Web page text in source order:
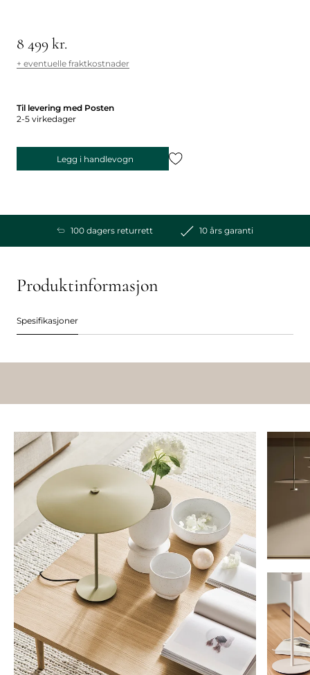
8 499 kr.
+ eventuelle fraktkostnader
Til levering med Posten
2-5 virkedager
Legg i handlevogn
100 dagers returrett 10 års garanti
Produktinformasjon
Spesifikasjoner